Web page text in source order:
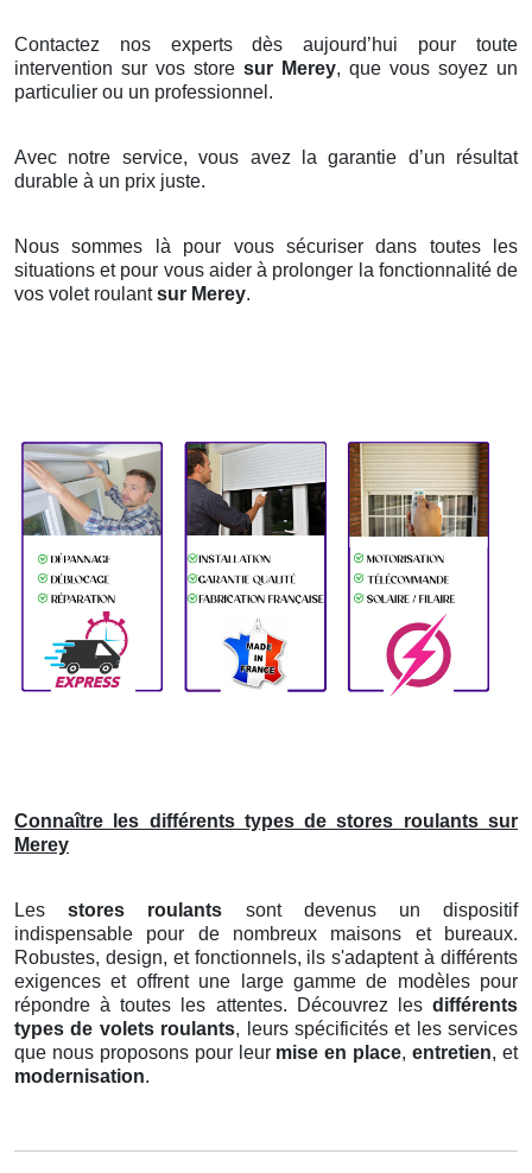
Contactez nos experts dès aujourd’hui pour toute
intervention sur vos store sur Merey, que vous soyez un
particulier ou un professionnel.
Avec notre service, vous avez la garantie d’un résultat
durable à un prix juste.
Nous sommes là pour vous sécuriser dans toutes les
situations et pour vous aider à prolonger la fonctionnalité de
vos volet roulantsur Merey.
Connaître les différents types de stores roulants sur
Merey
Lesstores roulants sont devenus un dispositif
indispensable pour de nombreux maisons et bureaux.
Robustes, design, et fonctionnels, ils s'adaptent à différents
exigences et offrent une large gamme de modèles pour
répondre à toutes les attentes. Découvrez les différents
types de volets roulants, leurs spécificités et les services
que nous proposons pour leur mise en place,entretien, et
modernisation.